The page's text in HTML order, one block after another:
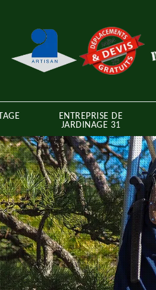
ENTREPRISE DE
JARDINAGE 31